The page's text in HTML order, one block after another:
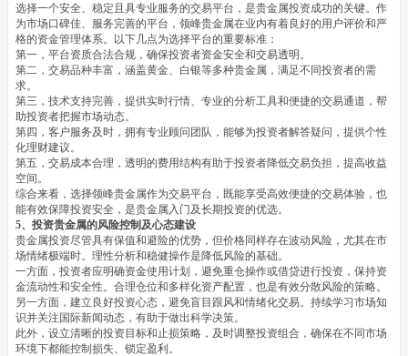
选择一个安全、稳定且具专业服务的交易平台，是贵金属投资成功的关键。作
为市场口碑佳、服务完善的平台，领峰贵金属在业内有着良好的用户评价和严
格的资金管理体系。以下几点为选择平台的重要标准：
第一，平台资质合法合规，确保投资者资金安全和交易透明。
第二，交易品种丰富，涵盖黄金、白银等多种贵金属，满足不同投资者的需
求。
第三，技术支持完善，提供实时行情、专业的分析工具和便捷的交易通道，帮
助投资者把握市场动态。
第四，客户服务及时，拥有专业顾问团队，能够为投资者解答疑问，提供个性
化理财建议。
第五，交易成本合理，透明的费用结构有助于投资者降低交易负担，提高收益
空间。
综合来看，选择领峰贵金属作为交易平台，既能享受高效便捷的交易体验，也
能有效保障投资安全，是贵金属入门及长期投资的优选。
5、投资贵金属的风险控制及心态建设
贵金属投资尽管具有保值和避险的优势，但价格同样存在波动风险，尤其在市
场情绪极端时。理性分析和稳健操作是降低风险的基础。
一方面，投资者应明确资金使用计划，避免重仓操作或借贷进行投资，保持资
金流动性和安全性。合理仓位和多样化资产配置，也是有效分散风险的策略。
另一方面，建立良好投资心态，避免盲目跟风和情绪化交易。持续学习市场知
识并关注国际新闻动态，有助于做出科学决策。
此外，设立清晰的投资目标和止损策略，及时调整投资组合，确保在不同市场
环境下都能控制损失、锁定盈利。